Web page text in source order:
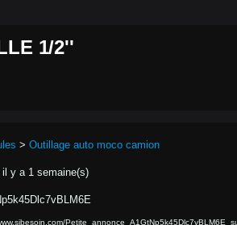
1/2''
> Outillage auto moco camion
il y a 1 semaine(s)